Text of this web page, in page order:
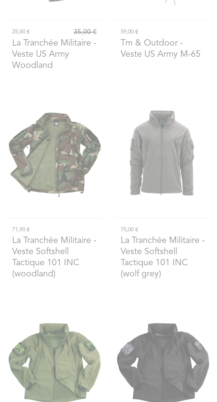
25,00 € 35,00 €
La Tranchée Militaire -
Veste US Army
Woodland
59,00 €
Tm & Outdoor-
Veste US Army M-65
71,90 €
La Tranchée Militaire -
Veste Softshell
Tactique 101 INC
(woodland)
75,00 €
La Tranchée Militaire -
Veste Softshell
Tactique 101 INC
(wolf grey)